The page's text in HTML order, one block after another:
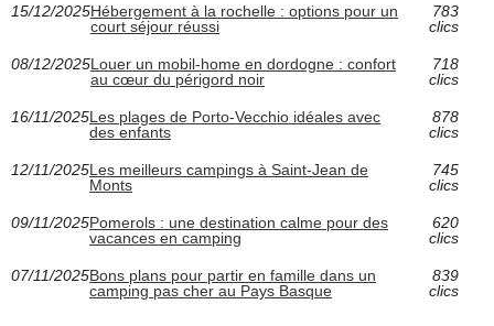
15/12/2025Hébergement à la rochelle : options pour un
court séjour réussi
783
clics
08/12/2025Louer un mobil-home en dordogne : confort
au cœur du périgord noir
718
clics
16/11/2025Les plages de Porto-Vecchio idéales avec
des enfants
878
clics
12/11/2025Les meilleurs campings à Saint-Jean de
Monts
745
clics
09/11/2025Pomerols : une destination calme pour des
vacances en camping
620
clics
07/11/2025Bons plans pour partir en famille dans un
camping pas cher au Pays Basque
839
clics